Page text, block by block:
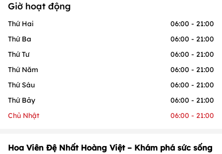
Giờ hoạt động
Thứ Hai
06:00 - 21:00
Thứ Ba
06:00 - 21:00
Thứ Tư
06:00 - 21:00
Thứ Năm
06:00 - 21:00
Thứ Sáu
06:00 - 21:00
Thứ Bảy
06:00 - 21:00
Chủ Nhật
06:00 - 21:00
Hoa Viên Đệ Nhất Hoàng Việt – Khám phá sức sống